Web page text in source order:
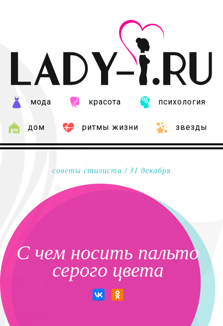
мода красота психология
дом ритмы жизни звезды
советы стилиста / 31 декабря
С чем носить пальто
серого цвета